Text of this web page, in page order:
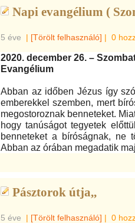
Napi evangélium (
5 éve | [Törölt felhasználó] | 0
2020. december 26. –
Evangélium
Abban az időben Jézus így
emberekkel szemben, mert
megostoroznak benneteket.
hogy tanúságot tegyetek
benneteket a bíróságnak, ne
Abban az órában megadatik
Pásztorok útja,,
5 éve | [Törölt felhasználó] | 0